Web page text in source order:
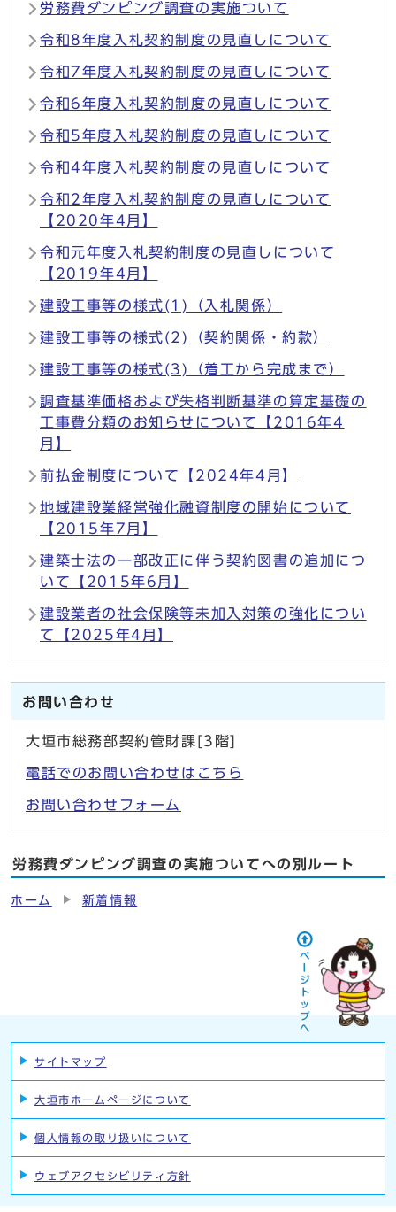
労務費ダンピング調査の実施ついて
令和8年度入札契約制度の見直しについて
令和7年度入札契約制度の見直しについて
令和6年度入札契約制度の見直しについて
令和5年度入札契約制度の見直しについて
令和4年度入札契約制度の見直しについて
令和2年度入札契約制度の見直しについて
【2020年4月】
令和元年度入札契約制度の見直しについて
【2019年4月】
建設工事等の様式(1)（入札関係）
建設工事等の様式(2)（契約関係・約款）
建設工事等の様式(3)（着工から完成まで）
調査基準価格および失格判断基準の算定基礎の
工事費分類のお知らせについて【2016年4
月】
前払金制度について【2024年4月】
地域建設業経営強化融資制度の開始について
【2015年7月】
建築士法の一部改正に伴う契約図書の追加につ
いて【2015年6月】
建設業者の社会保険等未加入対策の強化につい
て【2025年4月】
お問い合わせ
大垣市総務部契約管財課[3階]
電話でのお問い合わせはこちら
お問い合わせフォーム
労務費ダンピング調査の実施ついてへの別ルート
ホーム 新着情報
サイトマップ
大垣市ホームページについて
個人情報の取り扱いについて
ウェブアクセシビリティ方針